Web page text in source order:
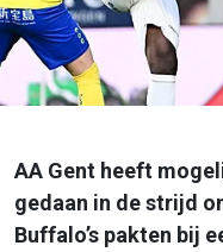
AA Gent heeft
gedaan in de strijd
Buffalo’s pakten bij